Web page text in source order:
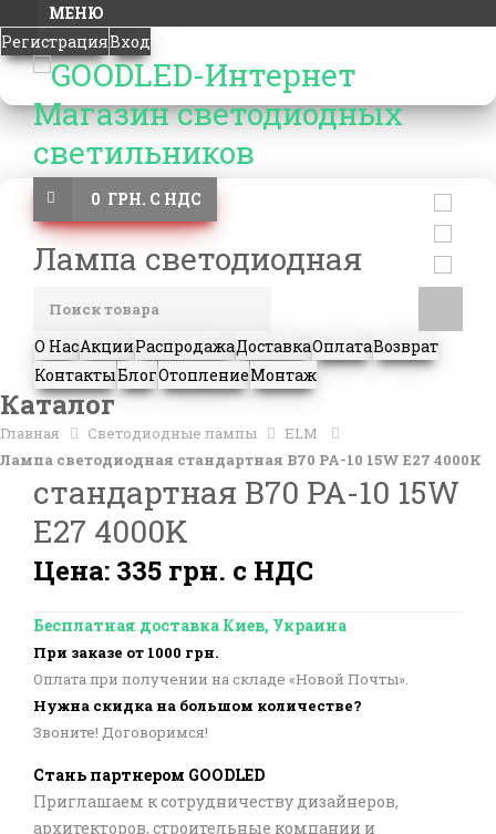
МЕНЮ
РегистрацияВход
0 ГРН. С НДС
О НасАкцииРаспродажаДоставкаОплатаВозврат
КонтактыБлогОтоплениеМонтаж
Каталог
Главная Светодиодные лампы
ELM
Лампа светодиодная стандартная B70 PA-10 15W E27 4000K
Лампа светодиодная
стандартная B70 PA-10 15W
E27 4000K
Цена: 335 грн. с НДС
Бесплатная доставка Киев, Украина
При заказе от 1000 грн.
Оплата при получении на складе «Новой Почты».
Нужна скидка на большом количестве?
Звоните! Договоримся!
Стань партнером GOODLED
Приглашаем к сотрудничеству дизайнеров,
архитекторов, строительные компании и